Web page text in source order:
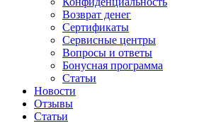
Возврат денег
Сертификаты
Сервисные центры
Вопросы и ответы
Бонусная программа
Статьи
Новости
Отзывы
Статьи